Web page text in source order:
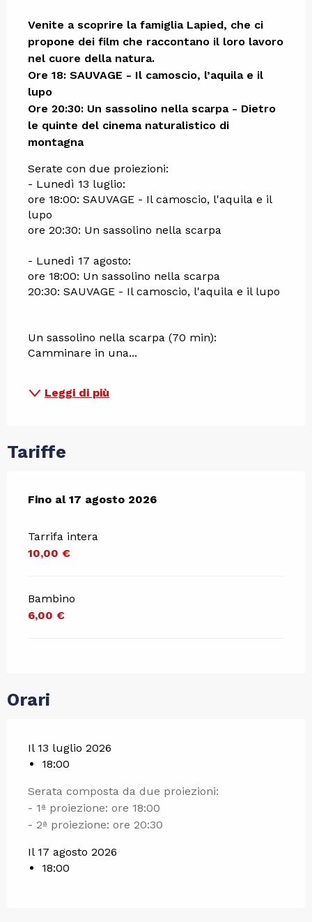
Venite a scoprire la famiglia Lapied, che ci
propone dei film che raccontano il loro lavoro
nel cuore della natura.
Ore 18: SAUVAGE - Il camoscio, l’aquila e il
lupo
Ore 20:30: Un sassolino nella scarpa - Dietro
le quinte del cinema naturalistico di
montagna
Serate con due proiezioni:
- Lunedì 13 luglio:
ore 18:00: SAUVAGE - Il camoscio, l'aquila e il
lupo
ore 20:30: Un sassolino nella scarpa
- Lunedì 17 agosto:
ore 18:00: Un sassolino nella scarpa
20:30: SAUVAGE - Il camoscio, l'aquila e il lupo
Un sassolino nella scarpa (70 min):
Camminare in una...
Leggi di più
Tariffe
Dal13 luglio 2026al17 agosto 2026
Fino al17 agosto 2026
Tarrifa intera
10,00 €
Bambino
6,00 €
Orari
Il 13 luglio 2026
18:00
Serata composta da due proiezioni:
- 1ª proiezione: ore 18:00
- 2ª proiezione: ore 20:30
Il 17 agosto 2026
18:00